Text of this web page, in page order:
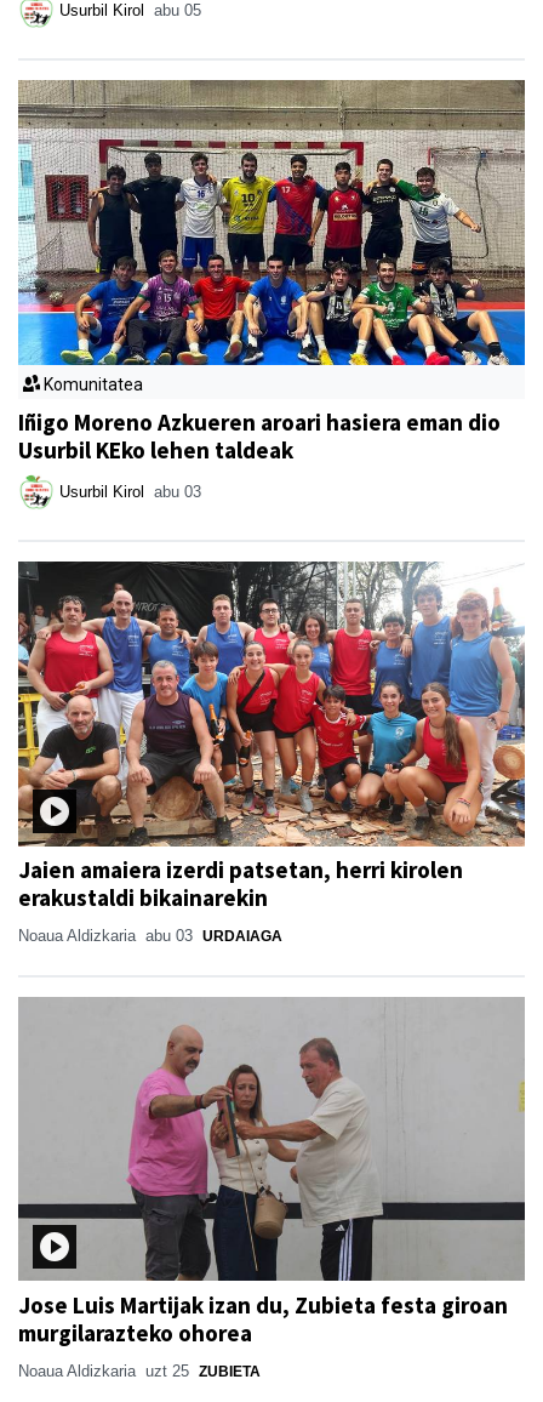
Usurbil Kirol abu 05
Komunitatea
Iñigo Moreno Azkueren aroari hasiera eman dio
Usurbil KEko lehen taldeak
Usurbil Kirol abu 03
Jaien amaiera izerdi patsetan, herri kirolen
erakustaldi bikainarekin
Noaua Aldizkaria abu 03 URDAIAGA
Jose Luis Martijak izan du, Zubieta festa giroan
murgilarazteko ohorea
Noaua Aldizkaria uzt 25 ZUBIETA